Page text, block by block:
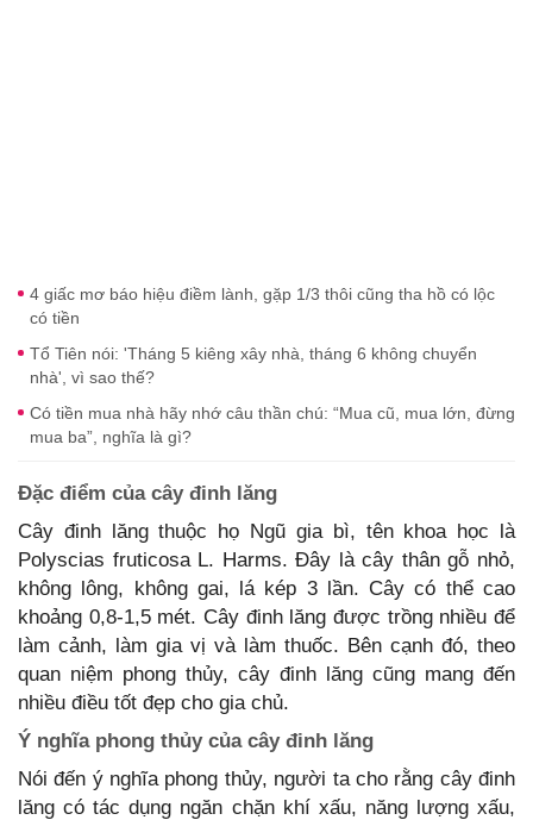
4 giấc mơ báo hiệu điềm lành, gặp 1/3 thôi cũng tha hồ có lộc
có tiền
Tổ Tiên nói: 'Tháng 5 kiêng xây nhà, tháng 6 không chuyển
nhà', vì sao thế?
Có tiền mua nhà hãy nhớ câu thần chú: “Mua cũ, mua lớn, đừng
mua ba”, nghĩa là gì?
Đặc điểm của cây đinh lăng
Cây đinh lăng thuộc họ Ngũ gia bì, tên khoa học là
Polyscias fruticosa L. Harms. Đây là cây thân gỗ nhỏ,
không lông, không gai, lá kép 3 lần. Cây có thể cao
khoảng 0,8-1,5 mét. Cây đinh lăng được trồng nhiều để
làm cảnh, làm gia vị và làm thuốc. Bên cạnh đó, theo
quan niệm phong thủy, cây đinh lăng cũng mang đến
nhiều điều tốt đẹp cho gia chủ.
Ý nghĩa phong thủy của cây đinh lăng
Nói đến ý nghĩa phong thủy, người ta cho rằng cây đinh
lăng có tác dụng ngăn chặn khí xấu, năng lượng xấu,